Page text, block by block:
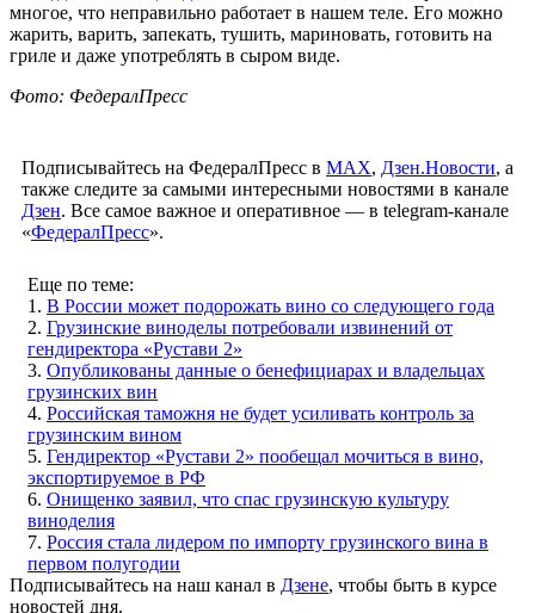
многое, что неправильно работает в нашем теле. Его можно
жарить, варить, запекать, тушить, мариновать, готовить на
гриле и даже употреблять в сыром виде.
Фото: ФедералПресс
Подписывайтесь на ФедералПресс в МАХ, Дзен.Новости, а
также следите за самыми интересными новостями в канале
Дзен. Все самое важное и оперативное — в telegram-канале
«ФедералПресс».
Еще по теме:
1. В России может подорожать вино со следующего года
2. Грузинские виноделы потребовали извинений от
гендиректора «Рустави 2»
3. Опубликованы данные о бенефициарах и владельцах
грузинских вин
4. Российская таможня не будет усиливать контроль за
грузинским вином
5. Гендиректор «Рустави 2» пообещал мочиться в вино,
экспортируемое в РФ
6. Онищенко заявил, что спас грузинскую культуру
виноделия
7. Россия стала лидером по импорту грузинского вина в
первом полугодии
Подписывайтесь на наш канал в Дзене, чтобы быть в курсе
новостей дня.